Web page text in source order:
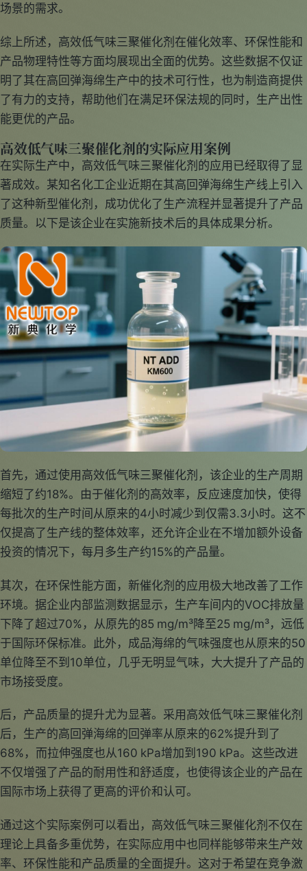
场景的需求。
综上所述，高效低气味三聚催化剂在催化效率、环保性能和
产品物理特性等方面均展现出全面的优势。这些数据不仅证
明了其在高回弹海绵生产中的技术可行性，也为制造商提供
了有力的支持，帮助他们在满足环保法规的同时，生产出性
能更优的产品。
高效低气味三聚催化剂的实际应用案例
在实际生产中，高效低气味三聚催化剂的应用已经取得了显
著成效。某知名化工企业近期在其高回弹海绵生产线上引入
了这种新型催化剂，成功优化了生产流程并显著提升了产品
质量。以下是该企业在实施新技术后的具体成果分析。
首先，通过使用高效低气味三聚催化剂，该企业的生产周期
缩短了约18%。由于催化剂的高效率，反应速度加快，使得
每批次的生产时间从原来的4小时减少到仅需3.3小时。这不
仅提高了生产线的整体效率，还允许企业在不增加额外设备
投资的情况下，每月多生产约15%的产品量。
其次，在环保性能方面，新催化剂的应用极大地改善了工作
环境。据企业内部监测数据显示，生产车间内的VOC排放量
下降了超过70%，从原先的85 mg/m³降至25 mg/m³，远低
于国际环保标准。此外，成品海绵的气味强度也从原来的50
单位降至不到10单位，几乎无明显气味，大大提升了产品的
市场接受度。
后，产品质量的提升尤为显著。采用高效低气味三聚催化剂
后，生产的高回弹海绵的回弹率从原来的62%提升到了
68%，而拉伸强度也从160 kPa增加到190 kPa。这些改进
不仅增强了产品的耐用性和舒适度，也使得该企业的产品在
国际市场上获得了更高的评价和认可。
通过这个实际案例可以看出，高效低气味三聚催化剂不仅在
理论上具备多重优势，在实际应用中也同样能够带来生产效
率、环保性能和产品质量的全面提升。这对于希望在竞争激